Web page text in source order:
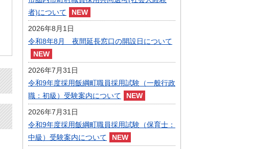
者)について
2026年8月1日
令和8年8月 夜間延長窓口の開設日について
2026年7月31日
令和9年度採用飯綱町職員採用試験（一般行政
職：初級）受験案内について
2026年7月31日
令和9年度採用飯綱町職員採用試験（保育士：
中級）受験案内について